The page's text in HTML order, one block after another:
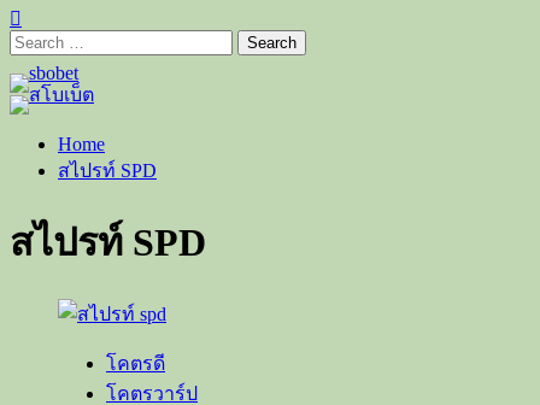
Search
for:
Home
สไปรท์​ SPD
สไปรท์​ SPD
โคตรดี
โคตรวาร์ป